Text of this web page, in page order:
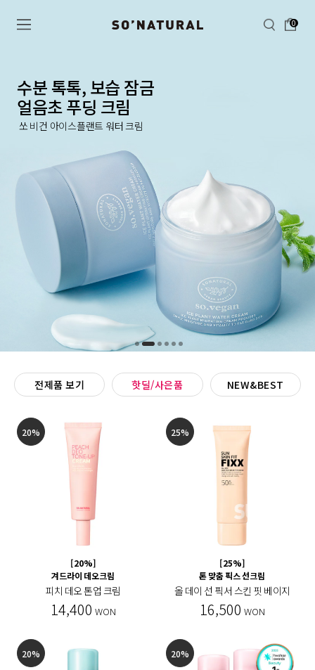
0
수분 톡톡, 보습 잠금
얼음초 푸딩 크림
쏘 비건 아이스플랜트 워터 크림
전제품 보기 핫딜/사은품 NEW&BEST
20%
[20%]
겨드라이 데오크림
피치 데오 톤업 크림
14,400 WON
25%
[25%]
톤 맞춤 픽스 선크림
올 데이 선 픽서 스킨 핏 베이지
16,500 WON
20% 20%